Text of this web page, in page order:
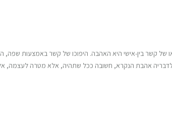
קשר בין-אישי היא האהבה. היפוכו של קשר באמצעות שפה,
לדבריה אהבת הנקרא, חשובה ככל שתהיה, אלא מטרה לעצמה,